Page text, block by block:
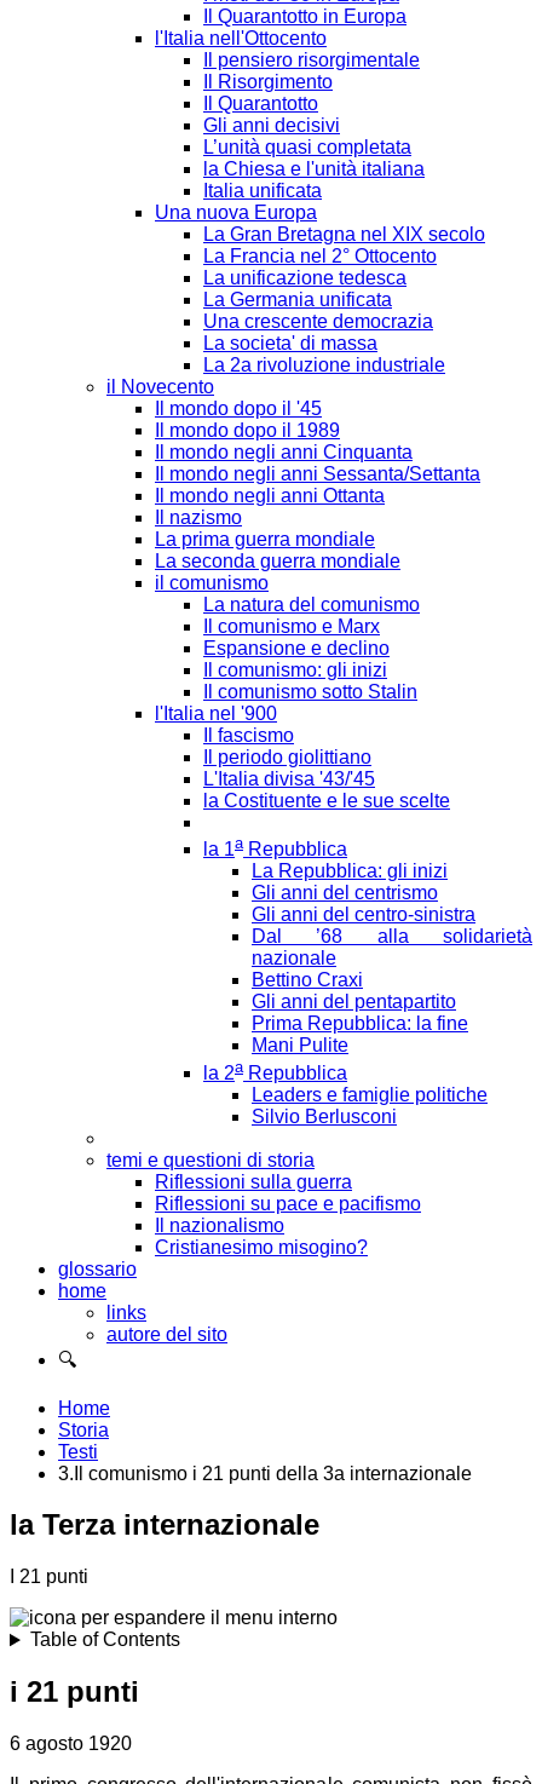
Il Quarantotto in Europa
l'Italia nell'Ottocento
Il pensiero risorgimentale
Il Risorgimento
Il Quarantotto
Gli anni decisivi
L’unità quasi completata
la Chiesa e l'unità italiana
Italia unificata
Una nuova Europa
La Gran Bretagna nel XIX secolo
La Francia nel 2° Ottocento
La unificazione tedesca
La Germania unificata
Una crescente democrazia
La societa' di massa
La 2a rivoluzione industriale
il Novecento
Il mondo dopo il '45
Il mondo dopo il 1989
Il mondo negli anni Cinquanta
Il mondo negli anni Sessanta/Settanta
Il mondo negli anni Ottanta
Il nazismo
La prima guerra mondiale
La seconda guerra mondiale
il comunismo
La natura del comunismo
Il comunismo e Marx
Espansione e declino
Il comunismo: gli inizi
Il comunismo sotto Stalin
l'Italia nel '900
Il fascismo
Il periodo giolittiano
L'Italia divisa '43/'45
la Costituente e le sue scelte
la 1aRepubblica
La Repubblica: gli inizi
Gli anni del centrismo
Gli anni del centro-sinistra
Dal ’68 alla solidarietà
nazionale
Bettino Craxi
Gli anni del pentapartito
Prima Repubblica: la fine
Mani Pulite
la 2aRepubblica
Leaders e famiglie politiche
Silvio Berlusconi
temi e questioni di storia
Riflessioni sulla guerra
Riflessioni su pace e pacifismo
Il nazionalismo
Cristianesimo misogino?
glossario
home
links
autore del sito
🔍
Home
Storia
Testi
3.Il comunismo i 21 punti della 3a internazionale
la Terza internazionale
I 21 punti
Table of Contents
i 21 punti
6 agosto 1920